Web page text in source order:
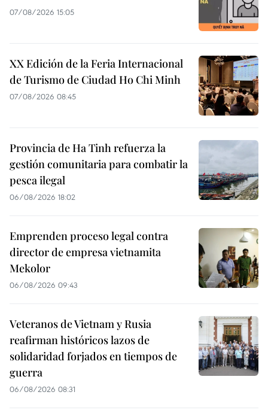
07/08/2026 15:05
XX Edición de la Feria Internacional
de Turismo de Ciudad Ho Chi Minh
07/08/2026 08:45
Provincia de Ha Tinh refuerza la
gestión comunitaria para combatir la
pesca ilegal
06/08/2026 18:02
Emprenden proceso legal contra
director de empresa vietnamita
Mekolor
06/08/2026 09:43
Veteranos de Vietnam y Rusia
reafirman históricos lazos de
solidaridad forjados en tiempos de
guerra
06/08/2026 08:31